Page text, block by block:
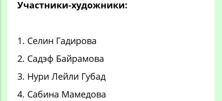
Участники-художники:
1. Селин Гадирова
2. Сaдэф Байрамова
3. Нури Лейли Губад
4. Сабина Мамедова